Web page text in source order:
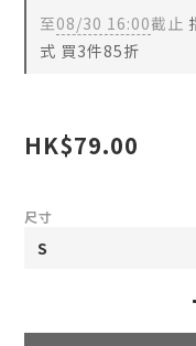
至08/30 16:00截止
式 買3件85折
HK$79.00
尺寸